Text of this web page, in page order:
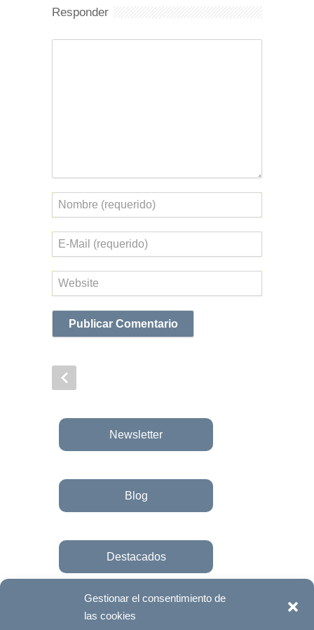
Gestionar el consentimiento de
las cookies
Responder
Nombre
Correo
electrónico
Web
Newsletter
Blog
Destacados
Únete a la fundación